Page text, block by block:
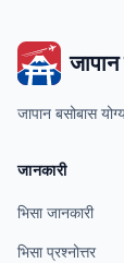
जापान
जापान बसोबास
जानकारी
भिसा जानकारी
भिसा प्रश्नोत्तर